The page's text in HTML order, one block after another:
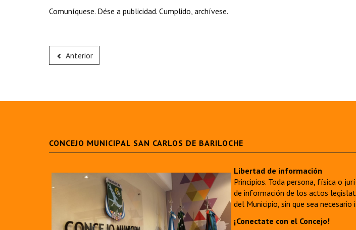
Comuníquese. Dése a publicidad. Cumplido, archívese.
Anterior
CONCEJO MUNICIPAL SAN CARLOS DE BARILOCHE
Libertad de información
Principios. Toda persona, física o
de información de los actos
del Municipio, sin que sea
¡Conectate con el Concejo!